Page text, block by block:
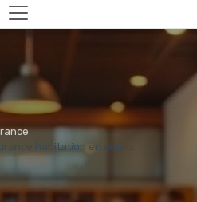
habitation en copro...